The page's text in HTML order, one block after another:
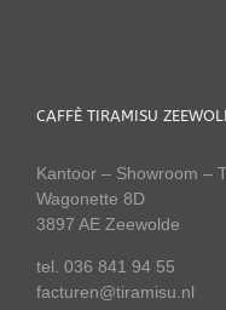
CAFFÈ TIRAMISU
Kantoor – Showroom –
Wagonette 8D
3897 AE Zeewolde
tel. 036 841 94 55
facturen@tiramisu.nl